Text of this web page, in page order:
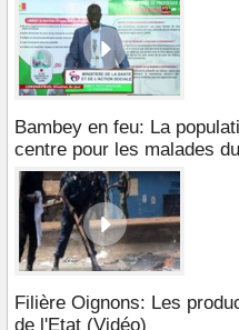
Bambey en feu: La
centre pour les malades
Filière Oignons: Les
de l'Etat (Vidéo)